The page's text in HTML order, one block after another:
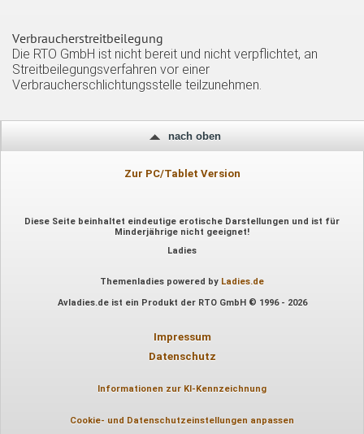
Verbraucherstreitbeilegung
Die RTO GmbH ist nicht bereit und nicht verpflichtet, an
Streitbeilegungsverfahren vor einer
Verbraucherschlichtungsstelle teilzunehmen.
nach oben
Zur PC/Tablet Version
Diese Seite beinhaltet eindeutige erotische Darstellungen und ist für
Minderjährige nicht geeignet!
Ladies
Themenladies powered by Ladies.de
Avladies.de ist ein Produkt der RTO GmbH © 1996 - 2026
Impressum
Datenschutz
Informationen zur KI-Kennzeichnung
Cookie- und Datenschutzeinstellungen anpassen